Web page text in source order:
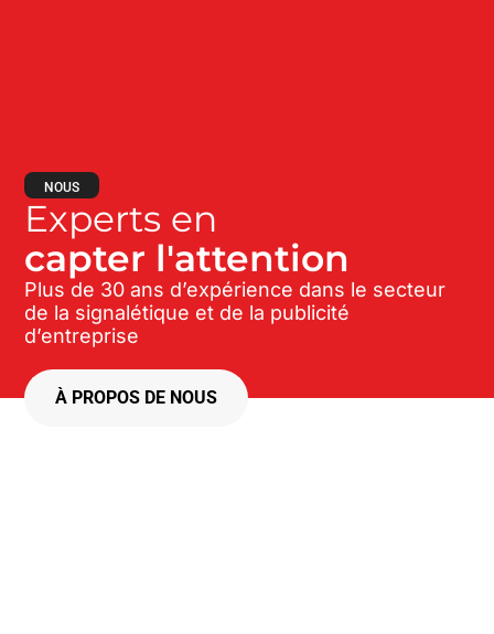
NOUS
Experts en
capter l'attention
Plus de 30 ans d’expérience dans le secteur
de la signalétique et de la publicité
d’entreprise
À PROPOS DE NOUS